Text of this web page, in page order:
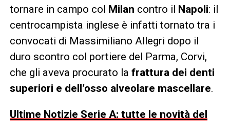
tornare in campo col Milan contro il Napoli: il
centrocampista inglese è infatti tornato tra i
convocati di Massimiliano Allegri dopo il
duro scontro col portiere del Parma, Corvi,
che gli aveva procurato la frattura dei denti
superiori e dell’osso alveolare mascellare.
Ultime Notizie Serie A: tutte le novità del